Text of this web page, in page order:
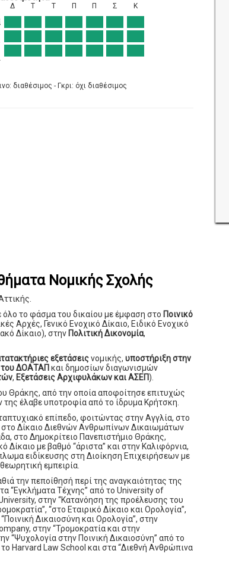
Δ Τ Τ Π Π Σ Κ
διαθέσιμος - Γκρι: όχι διαθέσιμος
Νομικής Σχολής
όλο το φάσμα του δικαίου με έμφαση στο Ποινικό
Αρχές, Γενικό Ενοχικό Δίκαιο, Ειδικό Ενοχικό
Δίκαιο), στην Πολιτική Δικονομία,
εξετάσειςνομικής,υποστήριξη στην
του ΔΟΑΤΑΠ και δημοσίων διαγωνισμών
, Εξετάσεις Αρχιφυλάκων και ΑΣΕΠ).
Θράκης, από την οποία αποφοίτησε επιτυχώς
έλαβε υποτροφία από το ίδρυμα Κρήτσκη.
επίπεδο, φοιτώντας στην Αγγλία, στο
Δίκαιο Διεθνών Ανθρωπίνων Δικαιωμάτων
στο Δημοκρίτειο Πανεπιστήμιο Θράκης,
με βαθμό “άριστα” και στην Καλιφόρνια,
ειδίκευσης στη Διοίκηση Επιχειρήσεων με
εμπειρία.
την πεποίθησή περί της αναγκαιότητας της
“Εγκλήματα Τέχνης” από το University of
στην “Κατανόηση της προέλευσης του
“στο Εταιρικό Δίκαιο και Ορολογία”,
Δικαιοσύνη και Ορολογία”, στην
στην “Τρομοκρατία και στην
“Ψυχολογία στην Ποινική Δικαιοσύνη” από το
Harvard Law School και στα “Διεθνή Ανθρώπινα